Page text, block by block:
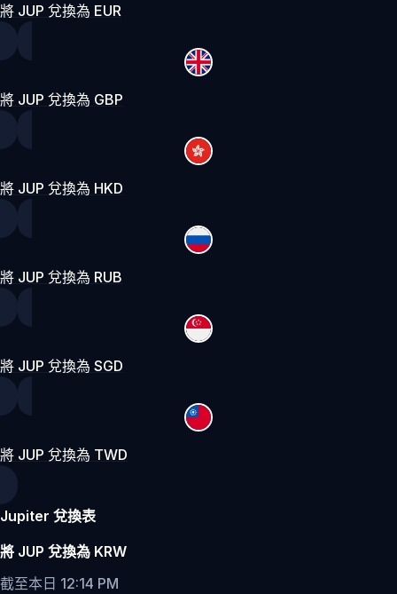
將 JUP 兌換為 EUR
將 JUP 兌換為 GBP
將 JUP 兌換為 HKD
將 JUP 兌換為 RUB
將 JUP 兌換為 SGD
將 JUP 兌換為 TWD
Jupiter 兌換表
將 JUP 兌換為 KRW
截至本日 12:14 PM